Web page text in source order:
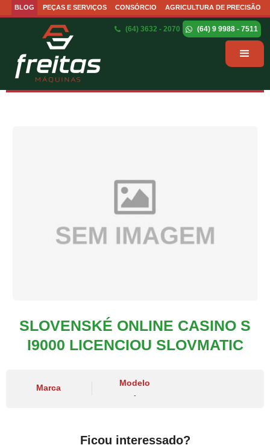
BLOG PEÇAS E SERVIÇOS CONSÓRCIO AGRICULTURA DE PRECISÃO
(64) 3632 - 2070 (64) 9 9988 - 7511
SLOVENSKÉ ONLINE CASINO S
I9000 LICENCIOU SLOVMATIC
Marca
Modelo
-
Ficou interessado?